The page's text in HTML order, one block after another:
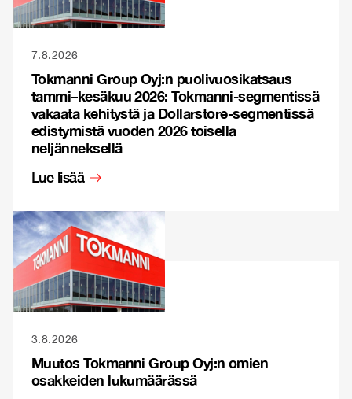
7.8.2026
Tokmanni Group Oyj:n puolivuosikatsaus
tammi–kesäkuu 2026: Tokmanni-segmentissä
vakaata kehitystä ja Dollarstore-segmentissä
edistymistä vuoden 2026 toisella
neljänneksellä
Lue lisää
3.8.2026
Muutos Tokmanni Group Oyj:n omien
osakkeiden lukumäärässä